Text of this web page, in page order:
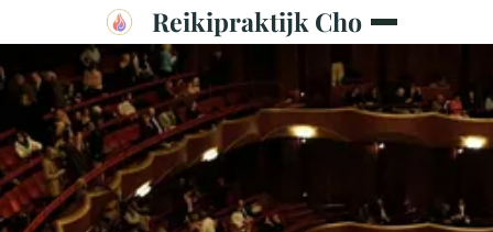
Reikipraktijk Cho